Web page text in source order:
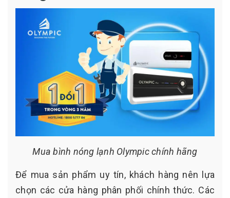
Mua bình nóng lạnh Olympic chính hãng
Để mua sản phẩm uy tín, khách hàng nên lựa
chọn các cửa hàng phân phối chính thức. Các